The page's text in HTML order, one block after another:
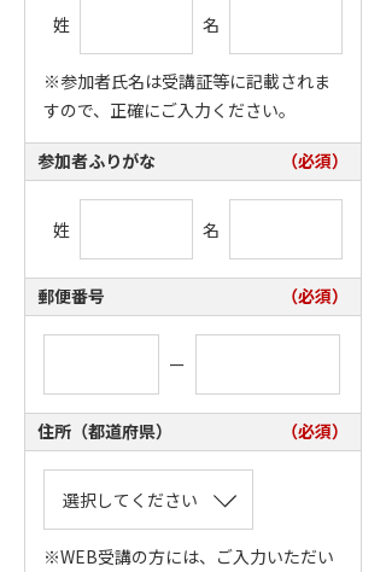
姓 名
※参加者氏名は受講証等に記載されま
すので、正確にご入力ください。
参加者ふりがな （必須）
姓 名
郵便番号 （必須）
ー
住所（都道府県） （必須）
※WEB受講の方には、ご入力いただい